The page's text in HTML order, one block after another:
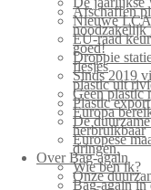
Afschaffen
Nieuwe LCA
noodzakelijk
EU-raad
goed!
Droppie
flesjes
Sinds 2019
plastic uit
Geen plastic
Plastic
Europa
De
herbruikbaar
Europese
dringen.
Over Bag-again
Wie ben ik?
Onze
Bag-again in